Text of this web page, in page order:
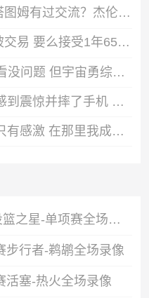
被交易至76人后是否和塔图姆有过交流？杰伦·布朗：没怎么聊过
Shams：沃特森要么会被交易 要么接受1年650万的资质报价留队
马健谈KD言论：纸面上看没问题 但宇宙勇综合实力高目前76人一档
杰伦·布朗：初闻交易我感到震惊并摔了手机 马克西第一个联系我
杰伦·布朗：我对波士顿只有感激 在那里我成长为一个真正的男人
WNBA全明星单项赛投篮之星-单项赛全场录像
步行者-鹈鹕全场录像
活塞-热火全场录像